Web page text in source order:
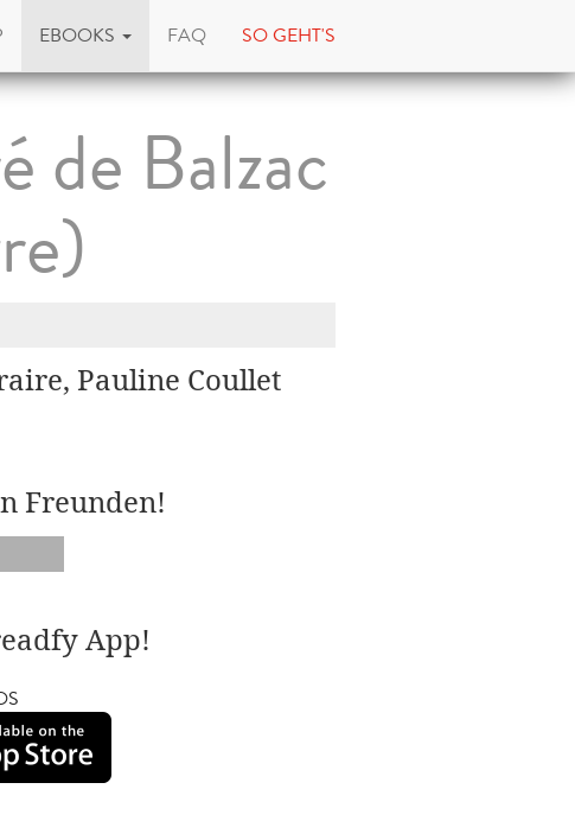
EBOOKS FAQ SO GEHT'S
de Balzac
Pauline Coullet
Freunden!
App!